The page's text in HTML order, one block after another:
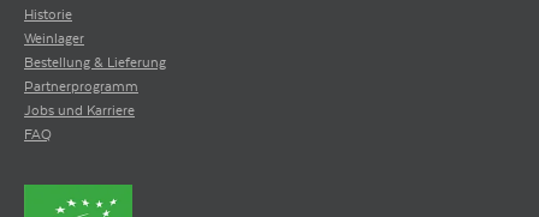
Historie
Weinlager
Bestellung & Lieferung
Partnerprogramm
Jobs und Karriere
FAQ